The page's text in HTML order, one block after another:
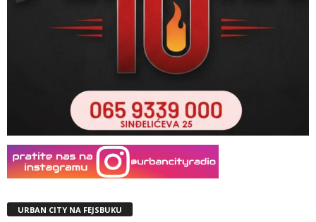
URBAN CITY NA FEJSBUKU